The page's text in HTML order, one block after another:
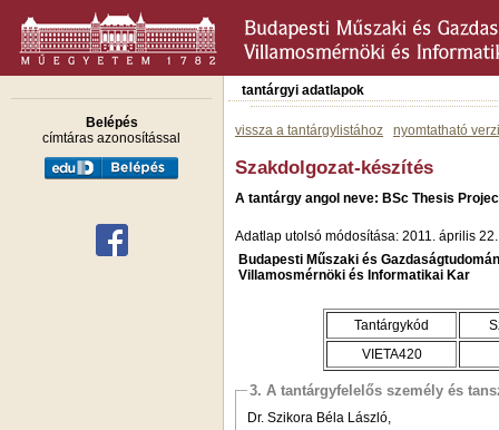
Belépés
címtáras azonosítással
tantárgyi adatlapok
vissza a tantárgylistához nyomtatható
Szakdolgozat-készítés
A tantárgy angol neve: BSc Thesis
Adatlap utolsó módosítása: 2011. április 22.
Budapesti Műszaki és
Villamosmérnöki és Informatikai Kar
Tantárgykód
VIETA420
3. A tantárgyfelelős személy és
Dr. Szikora Béla László,